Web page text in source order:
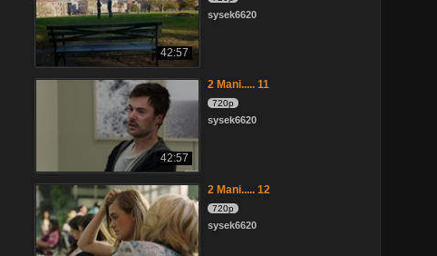
42:57
sysek6620
42:57
2 Mani..... 11
720p
sysek6620
2 Mani..... 12
720p
sysek6620